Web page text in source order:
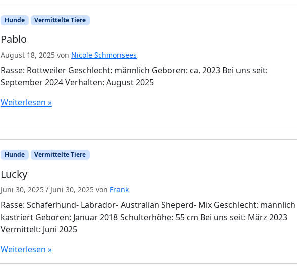
Hunde Vermittelte Tiere
Pablo
August 18, 2025 von Nicole Schmonsees
Rasse: Rottweiler Geschlecht: männlich Geboren: ca. 2023 Bei uns seit:
September 2024 Verhalten: August 2025
Weiterlesen »
Hunde Vermittelte Tiere
Lucky
Juni 30, 2025 / Juni 30, 2025 von Frank
Rasse: Schäferhund- Labrador- Australian Sheperd- Mix Geschlecht: männlich
kastriert Geboren: Januar 2018 Schulterhöhe: 55 cm Bei uns seit: März 2023
Vermittelt: Juni 2025
Weiterlesen »